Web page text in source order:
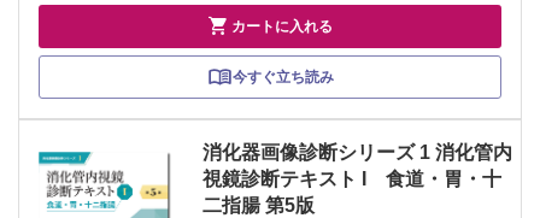
 カートに入れる
今すぐ立ち読み
消化器画像診断シリーズ 1 消化管内
視鏡診断テキスト I 食道・胃・十
二指腸 第5版